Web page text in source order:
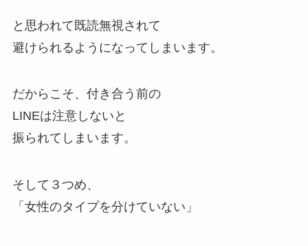
と思われて既読無視されて
避けられるようになってしまいます。
だからこそ、付き合う前の
LINEは注意しないと
振られてしまいます。
そして３つめ、
「女性のタイプを分けていない」